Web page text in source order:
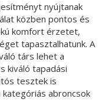
nyújtanak
közben pontos és
komfort érzetet,
tapasztalhatunk. A
társ lehet a
kiváló tapadási
tesztek is
abroncsok